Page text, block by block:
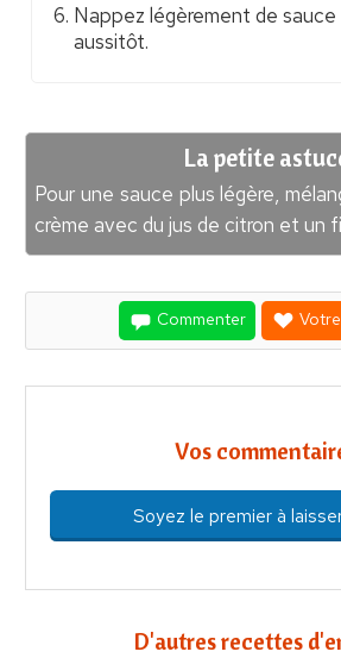
Nappez légèrement de
aussitôt.
La petite
Pour une sauce plus légère,
crème avec du jus de citron et un
Commenter
Vos
Soyez le premier à
D'autres recettes